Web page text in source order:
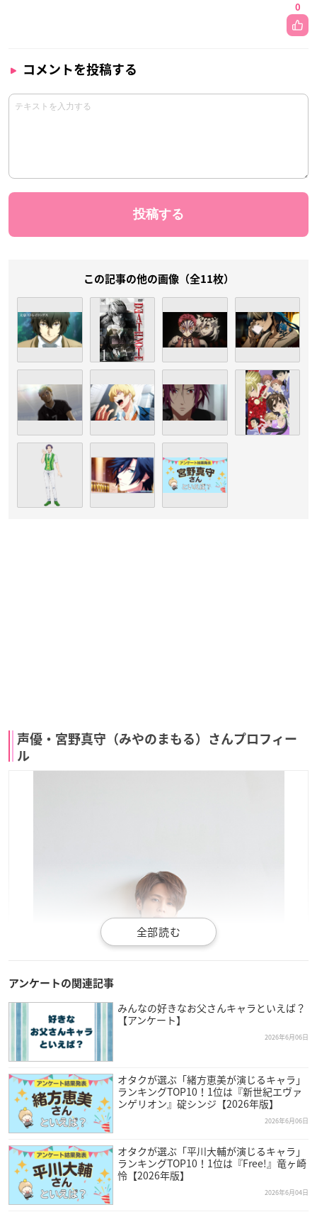
0
コメントを投稿する
この記事の他の画像（全11枚）
声優・宮野真守（みやのまもる）さんプロフィー
ル
引用：宮野真守さん
アンケートの関連記事
みんなの好きなお父さんキャラといえば？
【アンケート】
2026年6月06日
オタクが選ぶ「緒方恵美が演じるキャラ」
ランキングTOP10！1位は『新世紀エヴァ
ンゲリオン』碇シンジ【2026年版】
2026年6月06日
オタクが選ぶ「平川大輔が演じるキャラ」
ランキングTOP10！1位は『Free!』竜ヶ崎
怜【2026年版】
2026年6月04日